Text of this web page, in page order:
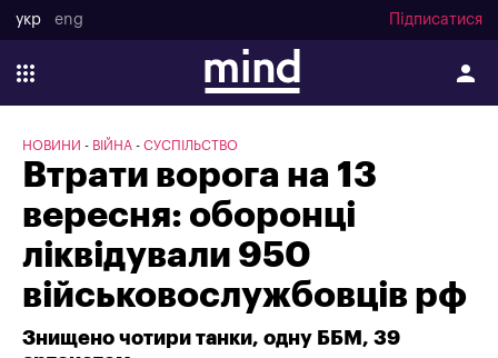
укр eng Підписатися
НОВИНИ ВІЙНА СУСПІЛЬСТВО
Втрати ворога на 13
вересня: оборонці
ліквідували 950
військовослужбовців рф
Знищено чотири танки, одну ББМ, 39